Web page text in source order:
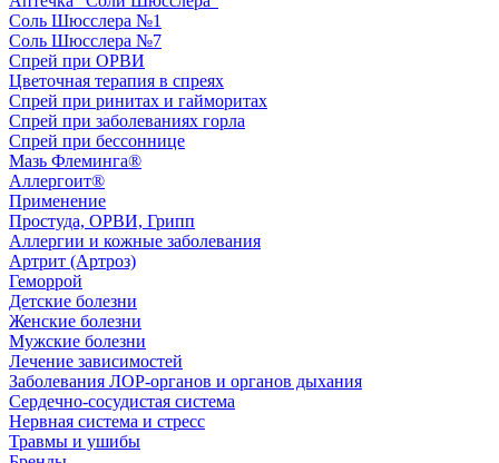
Соль Шюсслера №1
Соль Шюсслера №7
Спрей при ОРВИ
Цветочная терапия в спреях
Спрей при ринитах и гайморитах
Спрей при заболеваниях горла
Спрей при бессоннице
Мазь Флеминга®
Аллергоит®
Применение
Простуда, ОРВИ, Грипп
Аллергии и кожные заболевания
Артрит (Артроз)
Геморрой
Детские болезни
Женские болезни
Мужские болезни
Лечение зависимостей
Заболевания ЛОР-органов и органов дыхания
Сердечно-сосудистая система
Нервная система и стресс
Травмы и ушибы